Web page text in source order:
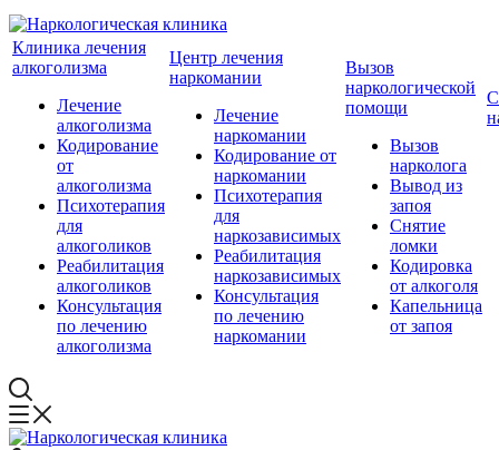
Клиника лечения
алкоголизма
Лечение
алкоголизма
Кодирование
от
алкоголизма
Психотерапия
для
алкоголиков
Реабилитация
алкоголиков
Консультация
по лечению
алкоголизма
Центр лечения
наркомании
Лечение
наркомании
Кодирование от
наркомании
Психотерапия
для
наркозависимых
Реабилитация
наркозависимых
Консультация
по лечению
наркомании
Вызов
наркологической
помощи
Вызов
нарколога
Вывод из
запоя
Снятие
ломки
Кодировка
от алкоголя
Капельница
от запоя